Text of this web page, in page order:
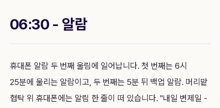
06:30 - 알람
휴대폰 알람 두 번째 울림에 일어납니다. 첫 번째는 6시
25분에 울리는 알람이고, 두 번째는 5분 뒤 백업 알람. 머리맡
협탁 위 휴대폰에는 알림 한 줄이 떠 있습니다. "내일 변제일 -